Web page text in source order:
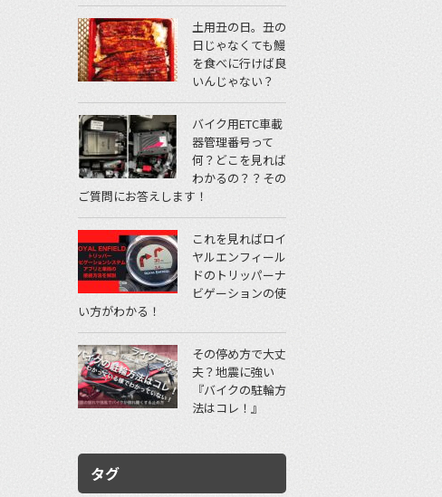
土用丑の日。丑の
日じゃなくても鰻
を食べに行けば良
いんじゃない？
バイク用ETC車載
器管理番号って
何？どこを見れば
わかるの？？その
ご質問にお答えします！
これを見ればロイ
ヤルエンフィール
ドのトリッパーナ
ビゲーションの使
い方がわかる！
その停め方で大丈
夫？地震に強い
『バイクの駐輪方
法はコレ！』
タグ